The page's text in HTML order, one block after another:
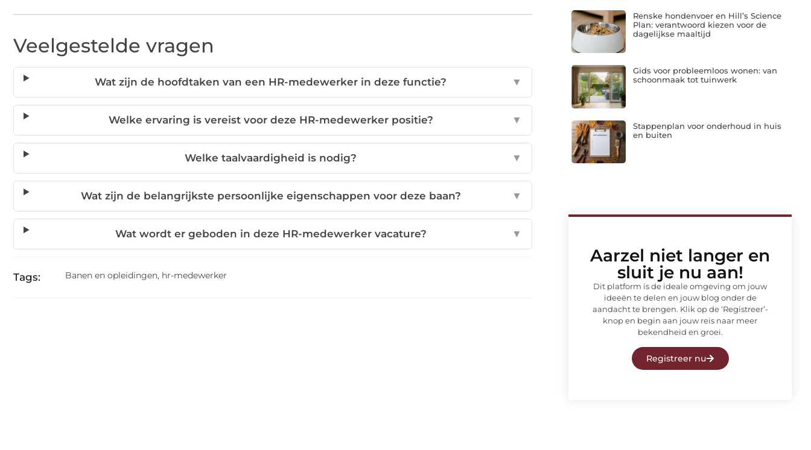
Veelgestelde vragen
Wat zijn de hoofdtaken van een HR-medewerker in deze functie? ▼
Welke ervaring is vereist voor deze HR-medewerker positie? ▼
Welke taalvaardigheid is nodig? ▼
Wat zijn de belangrijkste persoonlijke eigenschappen voor deze baan? ▼
Wat wordt er geboden in deze HR-medewerker vacature? ▼
Tags: Banen en opleidingen, hr-medewerker
Renske hondenvoer en Hill’s Science
Plan: verantwoord kiezen voor de
dagelijkse maaltijd
Gids voor probleemloos wonen: van
schoonmaak tot tuinwerk
Stappenplan voor onderhoud in huis
en buiten
Aarzel niet langer en
sluit je nu aan!
Dit platform is de ideale omgeving om jouw
ideeën te delen en jouw blog onder de
aandacht te brengen. Klik op de ‘Registreer’-
knop en begin aan jouw reis naar meer
bekendheid en groei.
Registreer nu